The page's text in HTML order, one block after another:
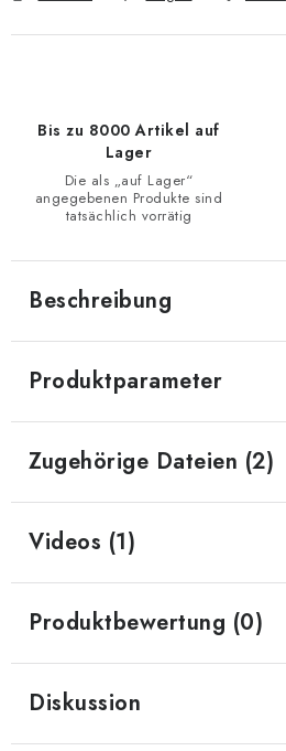
Bis zu 8000 Artikel auf
Lager
Die als „auf Lager“
angegebenen Produkte sind
tatsächlich vorrätig
Beschreibung
Produktparameter
Zugehörige Dateien (2)
Videos (1)
Produktbewertung (0)
Diskussion